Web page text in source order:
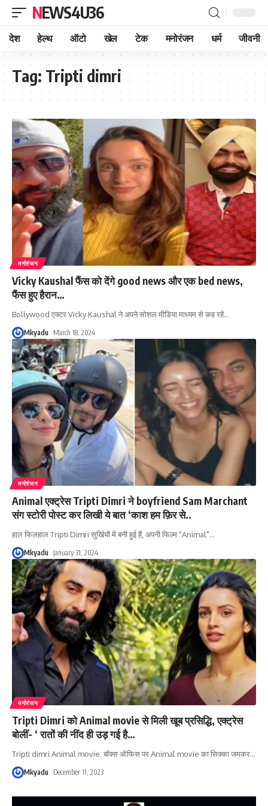
NEWS4U36
देश हेल्थ ऑटो खेल टेक मनोरंजन धर्म जीवनी
Tag: Tripti dimri
मनोरंजन
Vicky Kaushal फैंस को देंगे good news और एक bed news,
फैंस हुए हैरान…
Bollywood एक्टर Vicky Kaushal ने अपने सोशल मीडिया माध्यम से कह रहें…
Mkyadu March 18, 2024
मनोरंजन
Animal एक्ट्रेस Tripti Dimri ने boyfriend Sam Marchant
संग स्टोरी पोस्ट कर लिखी ये बात ‘काश हम फ़िर से..
हाल फिलहाल Tripti Dimri सुर्खियों में बनी हुई हैं, अपनी फिल्म "Animal"…
Mkyadu January 31, 2024
मनोरंजन
Tripti Dimri को Animal movie से मिली खूब प्रसिद्धि, एक्ट्रेस
बोलीं- ‘ रातों की नींद ही उड़ गई है…
Tripti dimri Animal movie: बॉक्स ऑफिस पर Animal movie का सिक्का जमकर…
Mkyadu December 11, 2023